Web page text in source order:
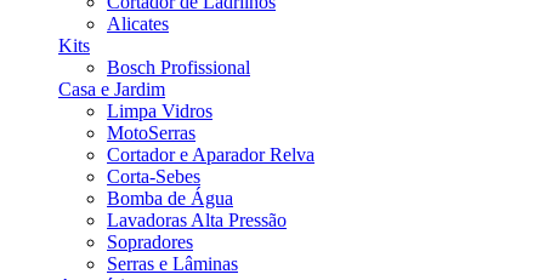
Alicates
Kits
Bosch Profissional
Casa e Jardim
Limpa Vidros
MotoSerras
Cortador e Aparador Relva
Corta-Sebes
Bomba de Água
Lavadoras Alta Pressão
Sopradores
Serras e Lâminas